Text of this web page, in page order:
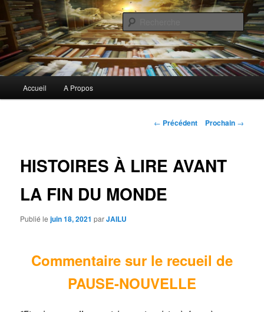
Aller
au
contenu
principalBiblioclo
Commentaires littéraires en tout genre
principal
Accueil A Propos
Navigation
← Précédent Prochain →
HISTOIRES À LIRE AVANT
LA FIN DU MONDE
Publié lejuin 18, 2021 parJAILU
Commentaire sur le recueil de
PAUSE-NOUVELLE